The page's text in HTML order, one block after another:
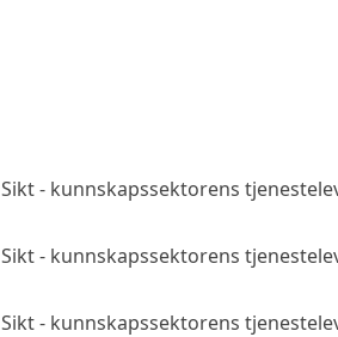
Sikt - kunnskapssektorens
Sikt - kunnskapssektorens
Sikt - kunnskapssektorens